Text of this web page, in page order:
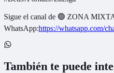
Sigue el canal de 🟢 ZONA
WhatsApp:https://whatsapp.com/
También te puede